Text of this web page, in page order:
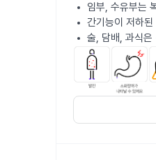
임부, 수유부는
간기능이 저하
술, 담배, 과식은